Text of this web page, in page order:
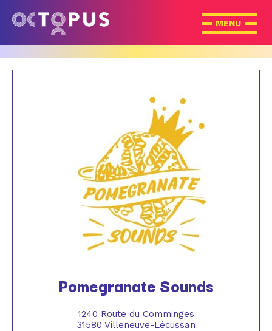
Pomegranate Sounds
1240 Route du Comminges
31580 Villeneuve-Lécussan